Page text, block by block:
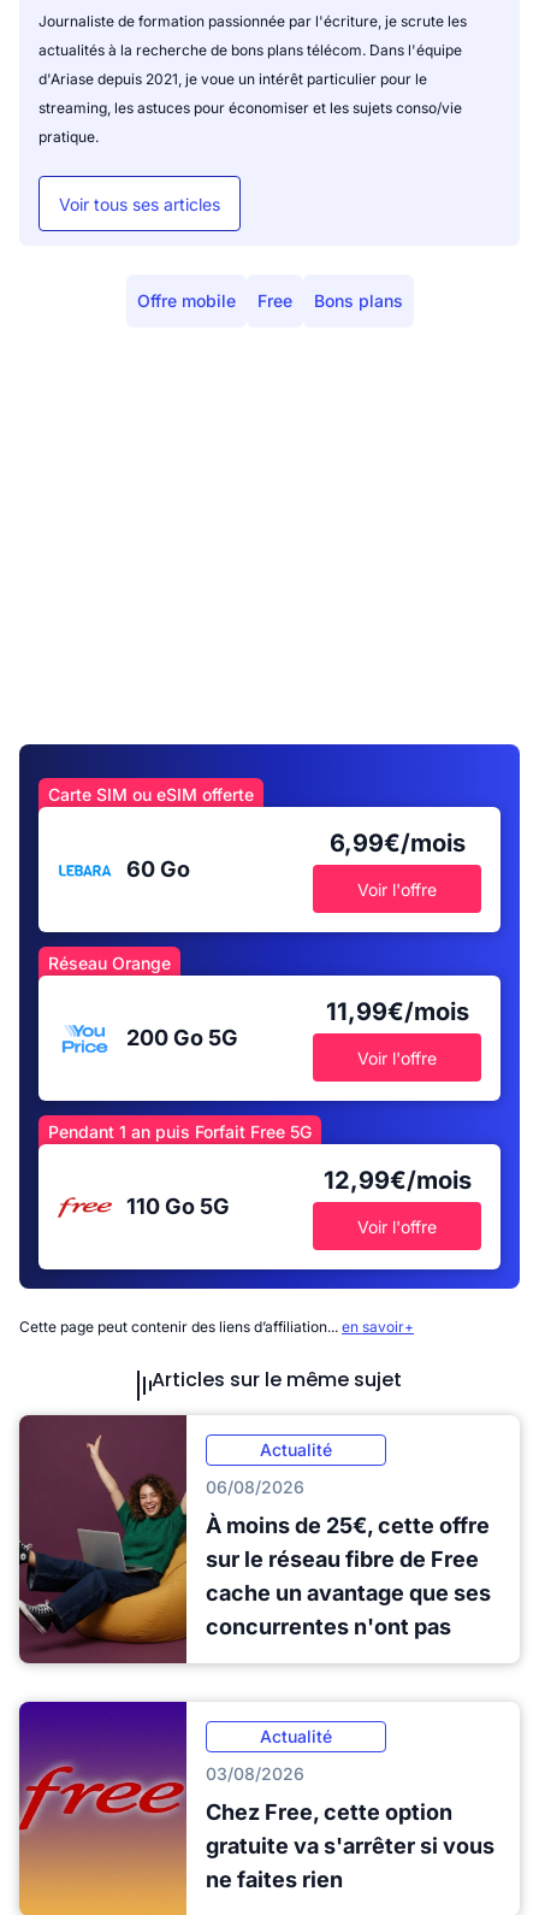
Journaliste de formation passionnée par l'écriture, je scrute les
actualités à la recherche de bons plans télécom. Dans l'équipe
d'Ariase depuis 2021, je voue un intérêt particulier pour le
streaming, les astuces pour économiser et les sujets conso/vie
pratique.
Voir tous ses articles
Offre mobile Free Bons plans
Carte SIM ou eSIM offerte
60 Go
6,99€/mois
Voir l'offre
Réseau Orange
200 Go 5G
11,99€/mois
Voir l'offre
Pendant 1 an puis Forfait Free 5G
110 Go 5G
12,99€/mois
Voir l'offre
Cette page peut contenir des liens d’affiliation... en savoir+
Articles sur le même sujet
Actualité
06/08/2026
À moins de 25€, cette offre
sur le réseau fibre de Free
cache un avantage que ses
concurrentes n'ont pas
Actualité
03/08/2026
Chez Free, cette option
gratuite va s'arrêter si vous
ne faites rien